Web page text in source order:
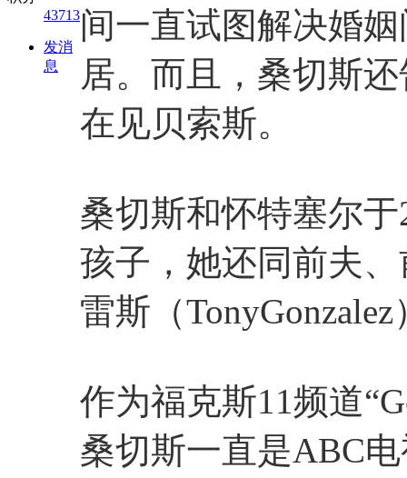
43713
发消
息
间一直试图解决婚
居。而且，桑切斯
在见贝索斯。
桑切斯和怀特塞尔
孩子，她还同前夫
雷斯（
作为福克斯11频道
桑切斯一直是ABC电